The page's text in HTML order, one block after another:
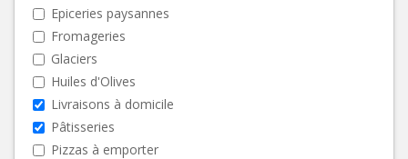
Epiceries paysannes
Fromageries
Glaciers
Huiles d'Olives
Livraisons à domicile
Pâtisseries
Pizzas à emporter